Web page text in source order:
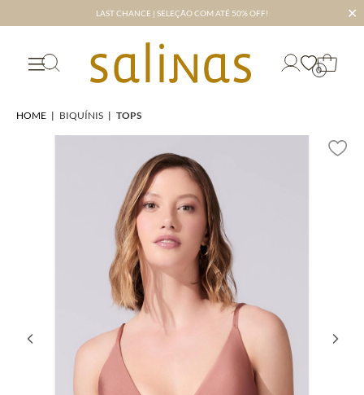
LAST CHANCE | SELEÇÃO COM ATÉ 50% OFF! ✕
0
HOME | BIQUÍNIS | TOPS